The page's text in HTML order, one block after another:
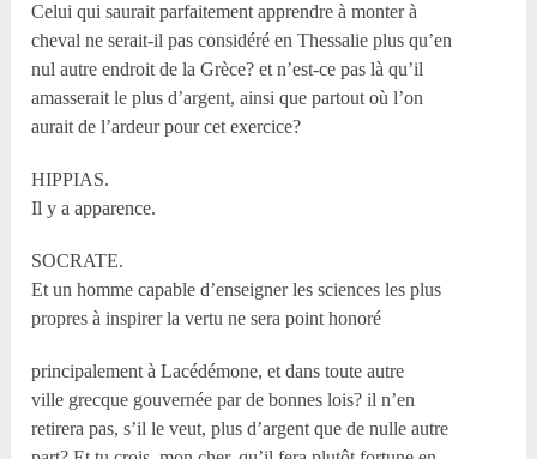
Celui qui saurait parfaitement apprendre à monter à
cheval ne serait-il pas considéré en Thessalie plus qu’en
nul autre endroit de la Grèce? et n’est-ce pas là qu’il
amasserait le plus d’argent, ainsi que partout où l’on
aurait de l’ardeur pour cet exercice?
HIPPIAS.
Il y a apparence.
SOCRATE.
Et un homme capable d’enseigner les sciences les plus
propres à inspirer la vertu ne sera point honoré
principalement à Lacédémone, et dans toute autre
ville grecque gouvernée par de bonnes lois? il n’en
retirera pas, s’il le veut, plus d’argent que de nulle autre